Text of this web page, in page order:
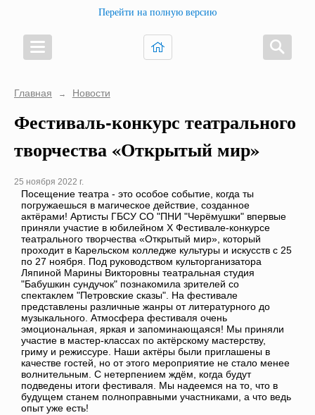
Перейти на полную версию
Главная → Новости
Фестиваль-конкурс театрального
творчества «Открытый мир»
25 ноября 2022 г.
Посещение театра - это особое событие, когда ты
погружаешься в магическое действие, созданное
актёрами! Артисты ГБСУ СО "ПНИ "Черёмушки" впервые
приняли участие в юбилейном X Фестивале-конкурсе
театрального творчества «Открытый мир», который
проходит в Карельском колледже культуры и искусств с 25
по 27 ноября. Под руководством культорганизатора
Ляпиной Марины Викторовны театральная студия
"Бабушкин сундучок" познакомила зрителей со
спектаклем "Петровские сказы". На фестивале
представлены различные жанры от литературного до
музыкального. Атмосфера фестиваля очень
эмоциональная, яркая и запоминающаяся! Мы приняли
участие в мастер-классах по актёрскому мастерству,
гриму и режиссуре. Наши актёры были приглашены в
качестве гостей, но от этого мероприятие не стало менее
волнительным. С нетерпением ждём, когда будут
подведены итоги фестиваля. Мы надеемся на то, что в
будущем станем полноправными участниками, а что ведь
опыт уже есть!